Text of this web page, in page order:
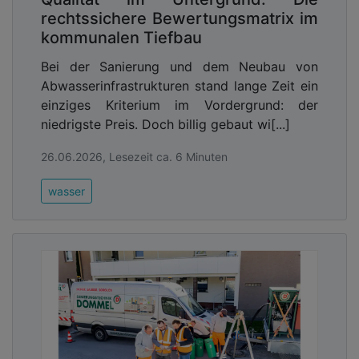
Schäden und Folgekosten vermeiden. Zugleich
schafft die Bauüberwachung Vertrauen bei
Auftraggebern, Kommunen und Bürgern und
dokumentiert den sachgerechten Einsatz von
Investitionen.
rechtssichere Bewertungsmatrix im
kommunalen Tiefbau
Bei der Sanierung und dem Neubau von
Abwasserinfrastrukturen stand lange Zeit ein
einziges Kriterium im Vordergrund: der
niedrigste Preis. Doch billig gebaut wi[...]
26.06.2026, Lesezeit ca. 6 Minuten
wasser